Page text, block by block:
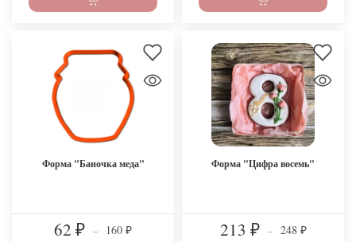
Форма "Баночка меда"
62 ₽ – 160 ₽
Форма "Цифра восемь"
213 ₽ – 248 ₽